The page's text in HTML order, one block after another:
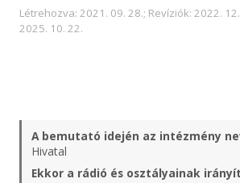
Létrehozva: 2021. 09. 28.; Revíziók: 2022.
2025. 10. 22.
A bemutató idején az intézmény
Hivatal
Ekkor a rádió és osztályainak